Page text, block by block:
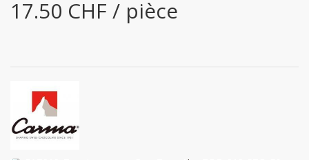
17.50 CHF / pièce